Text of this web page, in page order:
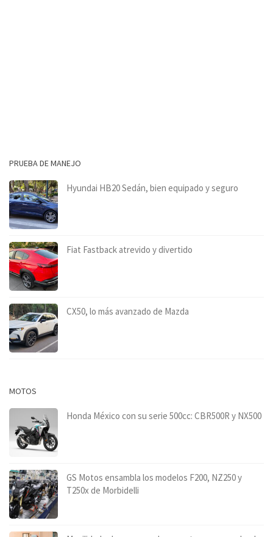
PRUEBA DE MANEJO
Hyundai HB20 Sedán, bien equipado y seguro
Fiat Fastback atrevido y divertido
CX50, lo más avanzado de Mazda
MOTOS
Honda México con su serie 500cc: CBR500R y NX500
GS Motos ensambla los modelos F200, NZ250 y
T250x de Morbidelli